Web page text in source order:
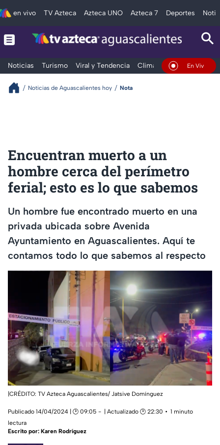
en vivo TV Azteca Azteca UNO Azteca 7 Deportes
Noticias Turismo Viral y Tendencia Clima DeportesEn Vivo
Noticias de Aguascalientes hoy Nota
Encuentran muerto a un
hombre cerca del perímetro
ferial; esto es lo que sabemos
Un hombre fue encontrado muerto en una
privada ubicada sobre Avenida
Ayuntamiento en Aguascalientes. Aquí te
contamos todo lo que sabemos al respecto
|CRÉDITO: TV Azteca Aguascalientes/ Jatsive Domínguez
Publicado 14/04/2024 | 🕑 09:05 | Actualizado 🕑 22:30
1 minuto
lectura
Escrito por: Karen Rodríguez